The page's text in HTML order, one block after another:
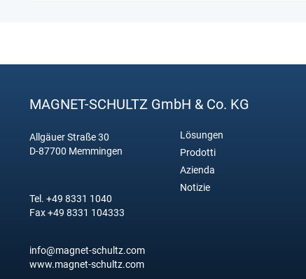
MAGNET-SCHULTZ GmbH & Co. KG
Allgäuer Straße 30
D-87700 Memmingen
Tel. +49 8331 1040
Fax +49 8331 104333
info@magnet-schultz.com
www.magnet-schultz.com
Lösungen
Prodotti
Azienda
Notizie